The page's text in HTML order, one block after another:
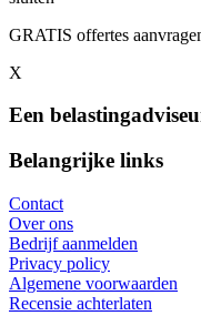
GRATIS offertes
X
Een
Belangrijke links
Contact
Over ons
Bedrijf aanmelden
Privacy policy
Algemene voorwaarden
Recensie achterlaten